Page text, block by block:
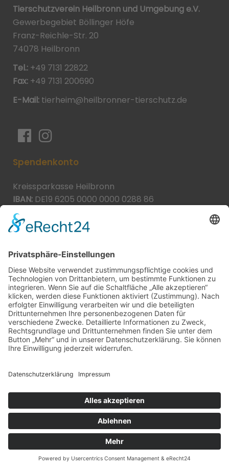
Tierschutzverein Heilbronn und Umgebung e.V.
Gewerbegebiet Böllinger Höfe
Franz-Reichle-Str. 20
74078 Heilbronn
Tel.: +49 7131 22822
Fax: +49 7131 200690
E-Mail: tierheim@heilbronner-tierschutz.de
Spendenkonto
Kreissparkasse Heilbronn
IBAN: DE19 6205 0000 0000 0288 86
BIC:
Spende direkt via PayPal
JETZT SPENDEN
paypal@heilbronner-tierschutz.de
© 2021Systemhaus JOAM
Datenschutzerklärung
Impressum